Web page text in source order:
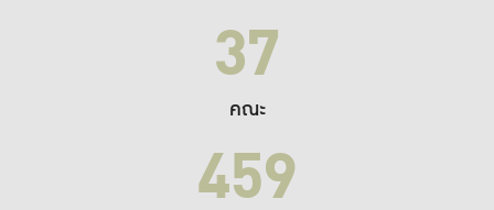
37
คณะ
459